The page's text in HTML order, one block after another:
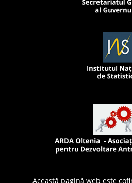
Această pagină web este